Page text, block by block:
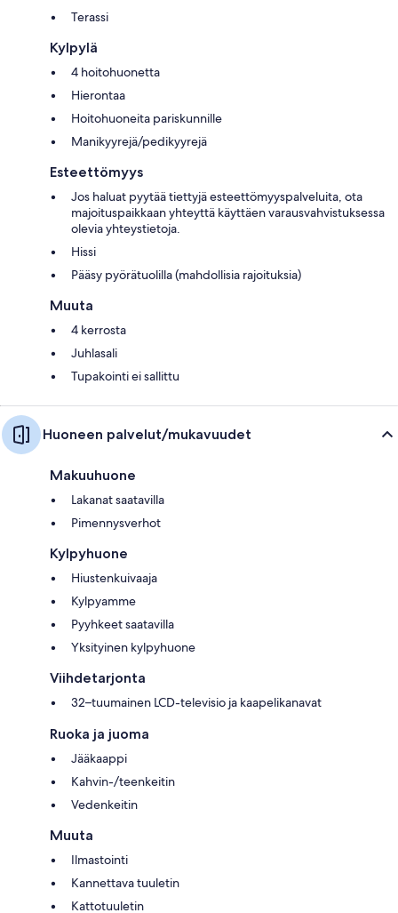
Terassi
Kylpylä
4 hoitohuonetta
Hierontaa
Hoitohuoneita pariskunnille
Manikyyrejä/pedikyyrejä
Esteettömyys
Jos haluat pyytää tiettyjä esteettömyyspalveluita, ota
majoituspaikkaan yhteyttä käyttäen varausvahvistuksessa
olevia yhteystietoja.
Hissi
Pääsy pyörätuolilla (mahdollisia rajoituksia)
Muuta
4 kerrosta
Juhlasali
Tupakointi ei sallittu
Huoneen palvelut/mukavuudet
Makuuhuone
Lakanat saatavilla
Pimennysverhot
Kylpyhuone
Hiustenkuivaaja
Kylpyamme
Pyyhkeet saatavilla
Yksityinen kylpyhuone
Viihdetarjonta
32–tuumainen LCD-televisio ja kaapelikanavat
Ruoka ja juoma
Jääkaappi
Kahvin-/teenkeitin
Vedenkeitin
Muuta
Ilmastointi
Kannettava tuuletin
Kattotuuletin